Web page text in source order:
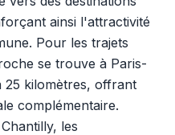
ainsi l'attractivité
Pour les trajets
se trouve à Paris-
25 kilomètres, offrant
complémentaire.
les